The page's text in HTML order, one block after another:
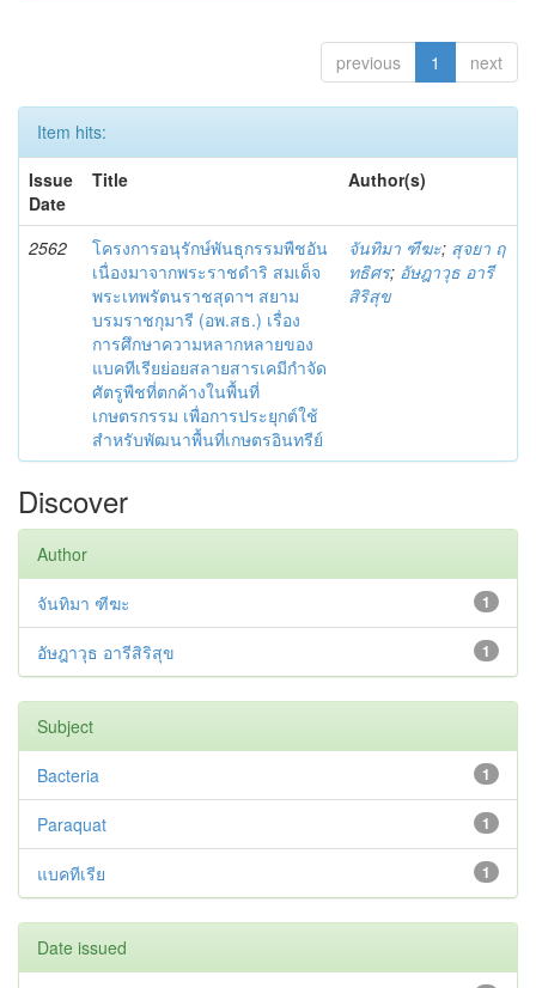
previous 1 next
Item hits:
Issue
Date
Title Author(s)
2562
โครงการอนุรักษ์พันธุกรรมพืชอัน
เนื่องมาจากพระราชดำริ สมเด็จ
พระเทพรัตนราชสุดาฯ สยาม
บรมราชกุมารี (อพ.สธ.) เรื่อง
การศึกษาความหลากหลายของ
แบคทีเรียย่อยสลายสารเคมีกำจัด
ศัตรูพืชที่ตกค้างในพื้นที่
เกษตรกรรม เพื่อการประยุกต์ใช้
สำหรับพัฒนาพื้นที่เกษตรอินทรีย์
จันทิมา ฑีฆะ; สุจยา ฤ
ทธิศร; อัษฎาวุธ อารี
สิริสุข
Discover
Author
1
จันทิมา ฑีฆะ
1
อัษฎาวุธ อารีสิริสุข
Subject
1
Bacteria
1
Paraquat
1
แบคทีเรีย
Date issued